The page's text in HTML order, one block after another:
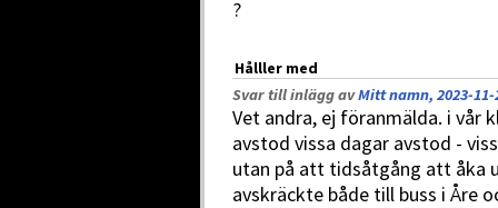
?
Hålller med
Svar till inlägg avMitt namn, 2023-11-
Vet andra, ej föranmälda. i vår
avstod vissa dagar avstod -
utan på att tidsåtgång att åka
avskräckte både till buss i Åre